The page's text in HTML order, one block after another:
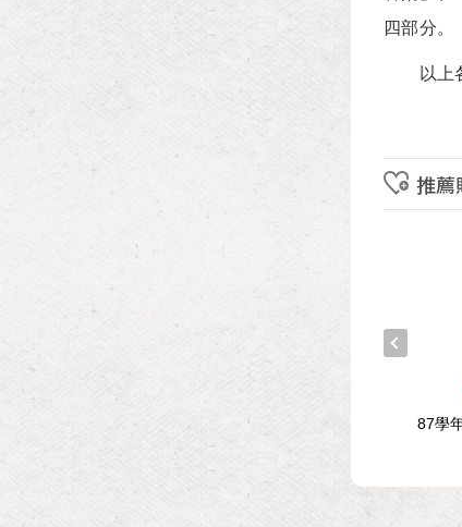
四部分。
以上各
推薦
109學年度學科能力測驗試題與
87學